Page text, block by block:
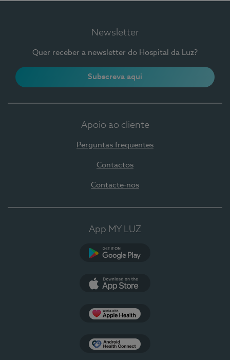
Newsletter
Quer receber a newsletter do Hospital da Luz?
Subscreva aqui
Apoio ao cliente
Perguntas frequentes
Contactos
Contacte-nos
App MY LUZ